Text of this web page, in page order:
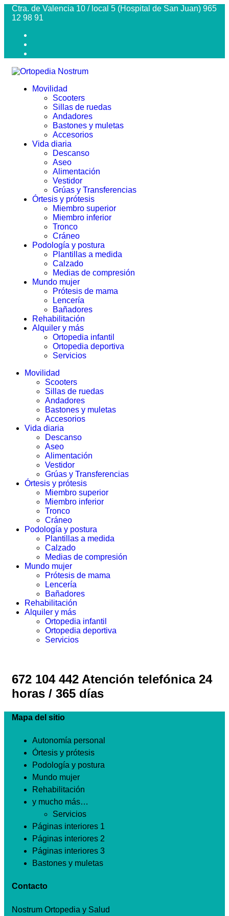
Ctra. de Valencia 10 / local 5 (Hospital de San Juan) 965
12 98 91
Movilidad
Scooters
Sillas de ruedas
Andadores
Bastones y muletas
Accesorios
Vida diaria
Descanso
Aseo
Alimentación
Vestidor
Grúas y Transferencias
Órtesis y prótesis
Miembro superior
Miembro inferior
Tronco
Cráneo
Podología y postura
Plantillas a medida
Calzado
Medias de compresión
Mundo mujer
Prótesis de mama
Lencería
Bañadores
Rehabilitación
Alquiler y más
Ortopedia infantil
Ortopedia deportiva
Servicios
Movilidad
Scooters
Sillas de ruedas
Andadores
Bastones y muletas
Accesorios
Vida diaria
Descanso
Aseo
Alimentación
Vestidor
Grúas y Transferencias
Órtesis y prótesis
Miembro superior
Miembro inferior
Tronco
Cráneo
Podología y postura
Plantillas a medida
Calzado
Medias de compresión
Mundo mujer
Prótesis de mama
Lencería
Bañadores
Rehabilitación
Alquiler y más
Ortopedia infantil
Ortopedia deportiva
Servicios
672 104 442 Atención telefónica 24
horas / 365 días
Mapa del sitio
Autonomía personal
Órtesis y prótesis
Podología y postura
Mundo mujer
Rehabilitación
y mucho más…
Servicios
Páginas interiores 1
Páginas interiores 2
Páginas interiores 3
Bastones y muletas
Contacto
Nostrum Ortopedia y Salud